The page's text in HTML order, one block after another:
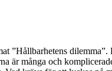
”Hållbarhetens
är många och